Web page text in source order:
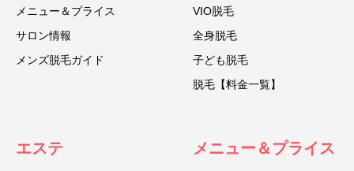
メニュー＆プライス
サロン情報
メンズ脱毛ガイド
VIO脱毛
全身脱毛
子ども脱毛
脱毛【料金一覧】
エステ メニュー＆プライス